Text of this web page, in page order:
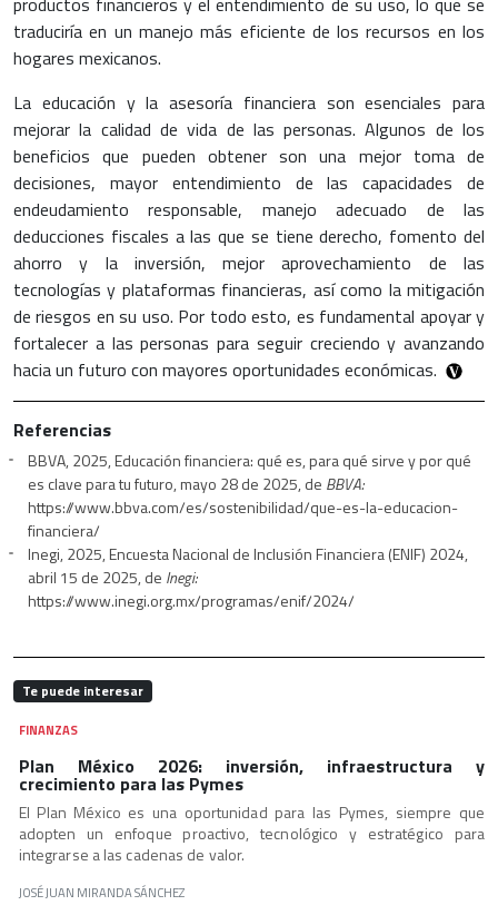
traduciría en un manejo más eficiente de los recursos en los
hogares mexicanos.
La educación y la asesoría financiera son esenciales para
mejorar la calidad de vida de las personas. Algunos de los
beneficios que pueden obtener son una mejor toma de
decisiones, mayor entendimiento de las capacidades de
endeudamiento responsable, manejo adecuado de las
deducciones fiscales a las que se tiene derecho, fomento del
ahorro y la inversión, mejor aprovechamiento de las
tecnologías y plataformas financieras, así como la mitigación
de riesgos en su uso. Por todo esto, es fundamental apoyar y
fortalecer a las personas para seguir creciendo y avanzando
hacia un futuro con mayores oportunidades económicas.
Referencias
BBVA, 2025, Educación financiera: qué es, para qué sirve y por qué
es clave para tu futuro, mayo 28 de 2025, de BBVA:
https://www.bbva.com/es/sostenibilidad/que-es-la-educacion-
financiera/
Inegi, 2025, Encuesta Nacional de Inclusión Financiera (ENIF) 2024,
abril 15 de 2025, de Inegi:
https://www.inegi.org.mx/programas/enif/2024/
Te puede interesar
FINANZAS
Plan México 2026: inversión, infraestructura y
crecimiento para las Pymes
El Plan México es una oportunidad para las Pymes, siempre que
adopten un enfoque proactivo, tecnológico y estratégico para
integrarse a las cadenas de valor.
JOSÉ JUAN MIRANDA SÁNCHEZ